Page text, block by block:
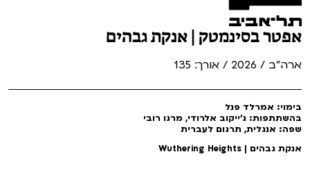
אפטר בסינמטק | אנקת גבהים
ארה"ב / 2026 / אורך: 135
בימוי: אמרלד פנל
בהשתתפות: ג'ייקוב אלרודי, מרגו רובי
שפה: אנגלית, תרגום לעברית
אנקת גבהים | Wuthering Heights